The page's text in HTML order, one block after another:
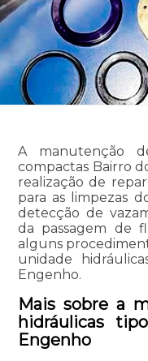
A manutenção
compactas Bairro
realização de
para as limpezas
detecção de
da passagem de
alguns
unidade
Engenho.
Mais sobre a
hidráulicas
Engenho